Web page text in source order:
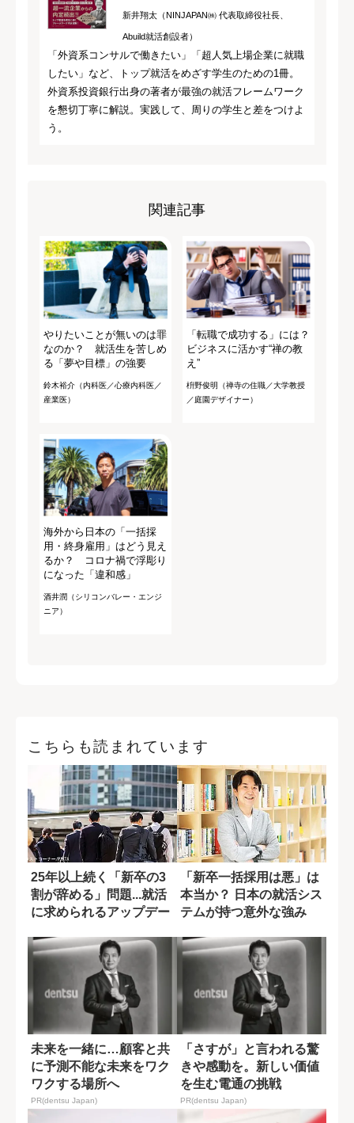
新井翔太（NINJAPAN㈱ 代表取締役社長、
Abuild就活創設者）
「外資系コンサルで働きたい」「超人気上場企業に就職
したい」など、トップ就活をめざす学生のための1冊。
外資系投資銀行出身の著者が最強の就活フレームワーク
を懇切丁寧に解説。実践して、周りの学生と差をつけよ
う。
関連記事
やりたいことが無いのは罪
なのか？ 就活生を苦しめ
る「夢や目標」の強要
鈴木裕介（内科医／心療内科医／
産業医）
「転職で成功する」には？
ビジネスに活かす“禅の教
え”
枡野俊明（禅寺の住職／大学教授
／庭園デザイナー）
海外から日本の「一括採
用・終身雇用」はどう見え
るか？ コロナ禍で浮彫り
になった「違和感」
酒井潤（シリコンバレー・エンジ
ニア）
こちらも読まれています
25年以上続く「新卒の3
割が辞める」問題...就活
に求められるアップデー
「新卒一括採用は悪」は
本当か？ 日本の就活シス
テムが持つ意外な強み
未来を一緒に…顧客と共
に予測不能な未来をワク
ワクする場所へ
PR(dentsu Japan)
「さすが」と言われる驚
きや感動を。新しい価値
を生む電通の挑戦
PR(dentsu Japan)